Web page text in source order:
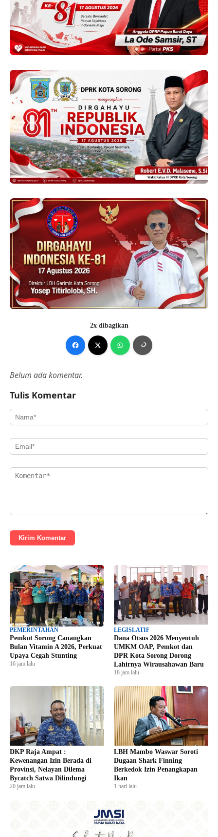
2x dibagikan
Belum ada komentar.
Tulis Komentar
Kirim Komentar
PEMERINTAHAN
Pemkot Sorong Canangkan
Bulan Vitamin A 2026, Perkuat
Upaya Cegah Stunting
16 jam lalu
LEGISLATIF
Dana Otsus 2026 Menyentuh
UMKM OAP, Pemkot dan
DPR Kota Sorong Dorong
Lahirnya Wirausahawan Baru
18 jam lalu
DKP Raja Ampat :
Kewenangan Izin Berada di
Provinsi, Nelayan Dilema
Bycatch Satwa Dilindungi
20 jam lalu
LBH Mambo Waswar Soroti
Dugaan Shark Finning
Berkedok Izin Penangkapan
Ikan
1 hari lalu